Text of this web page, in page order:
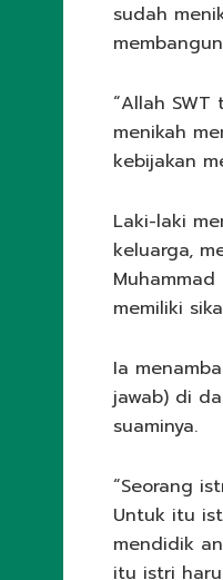
sudah
“Allah
menikah
kebijakan
Laki-laki
keluarga,
memiliki
Ia
jawab) di
suaminya.
“Seorang
Untuk itu
mendidik
itu istri